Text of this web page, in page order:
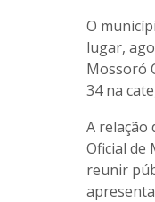
O
lugar,
Mossoró
34 na
A relação
Oficial de
reunir